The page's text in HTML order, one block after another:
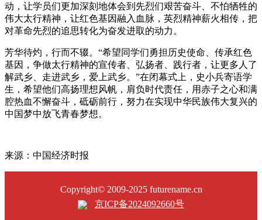
动，让学员们更加深刻地体会到先烈们艰苦奋斗、不怕牺牲的
伟大太行精神，让红色基因融入血脉，英烈精神薪火相传，把
对革命先烈的追思转化为奋发进取的动力。
芳华待灼，行而不辍。“希望同学们勇担历史使命、传承红色
基因，争做太行精神的宣传者、弘扬者、践行者，让更多人了
解武乡、走进武乡，爱上武乡。”在闭幕式上，史小兵寄语学
生，希望他们高扬理想风帆，肩负时代责任，用赤子之心和满
腔热血不懈奋斗，砥砺前行，努力在实现中华民族伟大复兴的
中国梦中放飞青春梦想。
来源：中国经济时报
Copyright© 2009-2025 futurename.cn
京ICP备2024092660号